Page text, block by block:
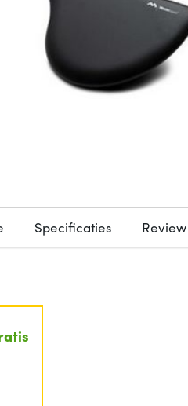
Specificaties Review